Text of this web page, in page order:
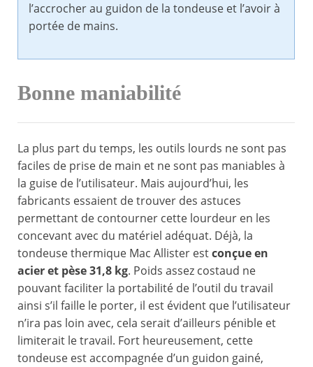
l’accrocher au guidon de la tondeuse et l’avoir à
portée de mains.
Bonne maniabilité
La plus part du temps, les outils lourds ne sont pas
faciles de prise de main et ne sont pas maniables à
la guise de l’utilisateur. Mais aujourd’hui, les
fabricants essaient de trouver des astuces
permettant de contourner cette lourdeur en les
concevant avec du matériel adéquat. Déjà, la
tondeuse thermique Mac Allister estconçue en
acier et pèse 31,8 kg. Poids assez costaud ne
pouvant faciliter la portabilité de l’outil du travail
ainsi s’il faille le porter, il est évident que l’utilisateur
n’ira pas loin avec, cela serait d’ailleurs pénible et
limiterait le travail. Fort heureusement, cette
tondeuse est accompagnée d’un guidon gainé,